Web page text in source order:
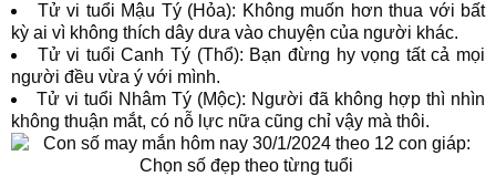
Tử vi tuổi Mậu Tý (Hỏa): Không muốn hơn thua với bất
kỳ ai vì không thích dây dưa vào chuyện của người khác.
Tử vi tuổi Canh Tý (Thổ): Bạn đừng hy vọng tất cả mọi
người đều vừa ý với mình.
Tử vi tuổi Nhâm Tý (Mộc): Người đã không hợp thì nhìn
không thuận mắt, có nỗ lực nữa cũng chỉ vậy mà thôi.